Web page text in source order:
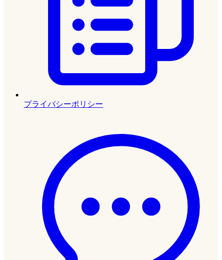
プライバシーポリシー